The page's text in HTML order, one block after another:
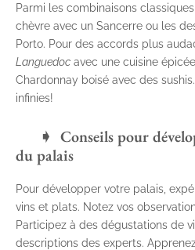
Parmi les combinaisons
chèvre avec un Sancerre ou les
Porto. Pour des accords plus
Languedoc avec une cuisine
Chardonnay boisé avec des
infinies!
Conseils pour
du palais
Pour développer votre palais,
vins et plats. Notez vos
Participez à des dégustations de
descriptions des experts.